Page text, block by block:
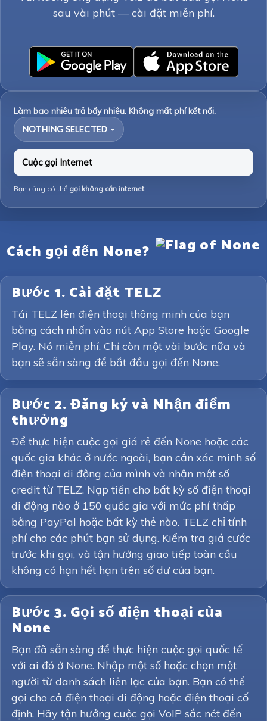
sau vài phút — cài đặt miễn phí.
Làm bao nhiêu trả bấy nhiêu. Không mất phí kết nối.
NOTHING SELECTED
Cuộc gọi Internet
Bạn cũng có thể gọi không cần internet.
Cách gọi đến None?
Bước 1. Cài đặt TELZ
Tải TELZ lên điện thoại thông minh của bạn
bằng cách nhấn vào nút App Store hoặc Google
Play. Nó miễn phí. Chỉ còn một vài bước nữa và
bạn sẽ sẵn sàng để bắt đầu gọi đến None.
Bước 2. Đăng ký và Nhận điểm
thưởng
Để thực hiện cuộc gọi giá rẻ đến None hoặc các
quốc gia khác ở nước ngoài, bạn cần xác minh số
điện thoại di động của mình và nhận một số
credit từ TELZ. Nạp tiền cho bất kỳ số điện thoại
di động nào ở 150 quốc gia với mức phí thấp
bằng PayPal hoặc bất kỳ thẻ nào. TELZ chỉ tính
phí cho các phút bạn sử dụng. Kiểm tra giá cước
trước khi gọi, và tận hưởng giao tiếp toàn cầu
không có hạn hết hạn trên số dư của bạn.
Bước 3. Gọi số điện thoại của
None
Bạn đã sẵn sàng để thực hiện cuộc gọi quốc tế
với ai đó ở None. Nhập một số hoặc chọn một
người từ danh sách liên lạc của bạn. Bạn có thể
gọi cho cả điện thoại di động hoặc điện thoại cố
định. Hãy tận hưởng cuộc gọi VoIP sắc nét đến